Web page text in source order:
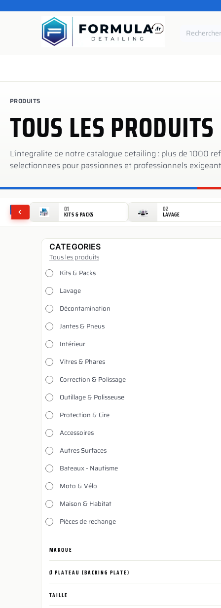
SE RENDRE AU CONTENU
PRODUITS
TOUS LES PRODUITS
L'integralite de notre catalogue detailing : plus de 1000
selectionnees pour passionnes et professionnels
01
KITS & PACKS
02
LAVAGE
CATEGORIES
Tous les produits
Kits & Packs
Lavage
Décontamination
Jantes & Pneus
Intérieur
Vitres & Phares
Correction & Polissage
Outillage & Polisseuse
Protection & Cire
Accessoires
Autres Surfaces
Bateaux - Nautisme
Moto & Vélo
Maison & Habitat
Pièces de rechange
MARQUE
Ø PLATEAU (BACKING PLATE)
TAILLE